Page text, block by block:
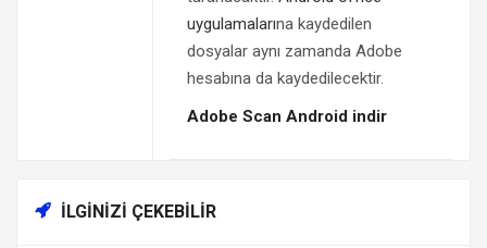
uygulamalarına kaydedilen
dosyalar aynı zamanda Adobe
hesabına da kaydedilecektir.
Adobe Scan Android indir
İLGINIZI ÇEKEBILIR